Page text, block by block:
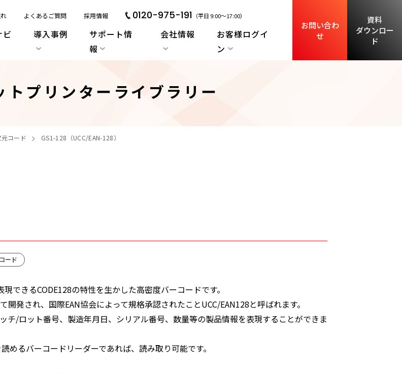
よくあるご質問 採用情報 0120-975-191 （平日 9:00～17:00）
ビ 導入事例
サポート情
報
会社情報
お客様ログイ
ン
お問い合わ
せ
資料
ダウンロー
ド
トプリンターライブラリー
コード GS1-128（UCC/EAN-128）
ード
できるCODE128の特性を生かした高密度バーコードです。
発され、国際EAN協会によって規格承認されたことUCC/EAN128と呼ばれます。
チ/ロット番号、製造年月日、シリアル番号、数量等の製品情報を表現することができま
めるバーコードリーダーであれば、読み取り可能です。